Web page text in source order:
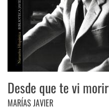
Desde que te vi morir
MARÍAS JAVIER